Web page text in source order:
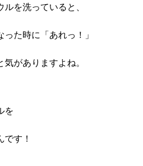
を洗っていると、
た時に「あれっ！」
がありますよね。
を
です！